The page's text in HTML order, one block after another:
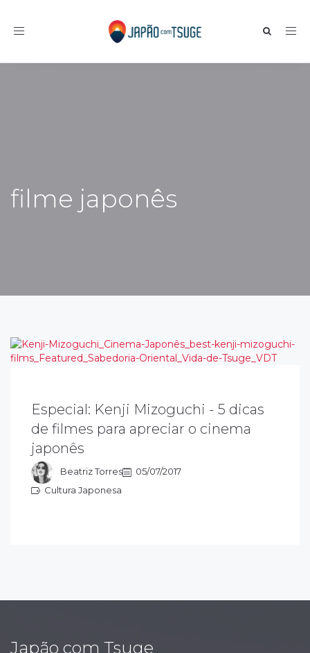
Toggle navigation
filme japonês
Especial: Kenji Mizoguchi - 5 dicas
de filmes para apreciar o cinema
japonês
Beatriz Torres
05/07/2017
Cultura Japonesa
Mizoguchi dedica sua arte a explorar as
sociais e seus planos (enquadramento
cena), influenciaram cineastas como Akira
Japão com Tsuge